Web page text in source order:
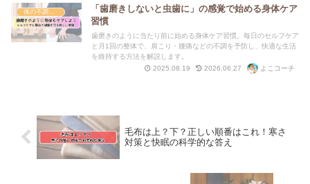
体の不調・セルフケア
「歯磨きしないと虫歯に」の感覚で始める身体ケア
習慣
歯磨きのように当たり前に始める身体ケア習慣。毎日のセルフケア
と月1回の整体で、肩こり・腰痛などの不調を予防し、快適な生活
を維持する方法を解説します。
2025.08.19
2026.06.27 よこコーチ
毛布は上？下？正しい順番はこれ！寒さ
対策と快眠の科学的な答え